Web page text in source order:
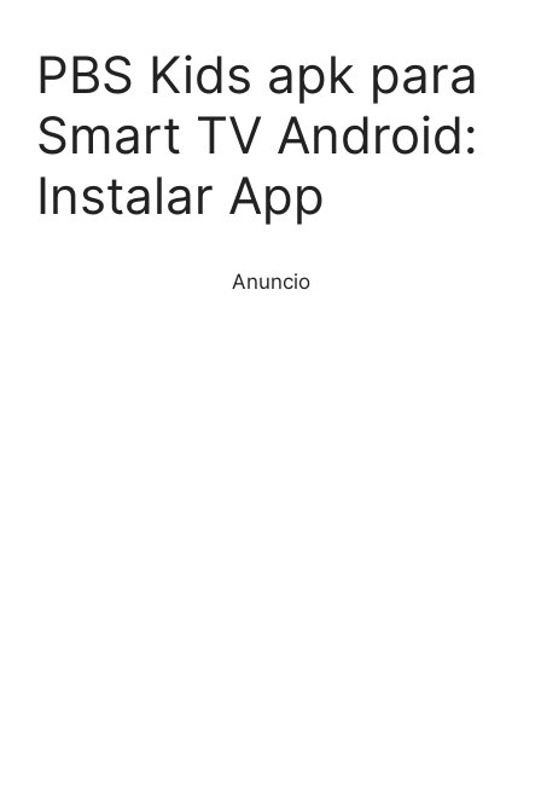
PBS Kids apk para
Smart TV Android:
Instalar App
Anuncio